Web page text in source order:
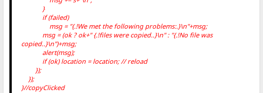
}
if (failed)
msg = "{.!We met the following problems:.}\n"+msg;
msg = (ok ? ok+" {.!files were copied..}\n" : "{.!No file was
copied..}\n")+msg;
alert(msg);
if (ok) location = location; // reload
});
});
}//copyClicked